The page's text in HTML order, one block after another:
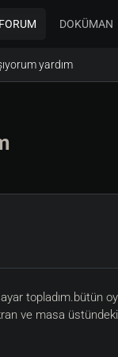
FORUM DOKÜMAN
yardım
topladım.bütün
ve masa